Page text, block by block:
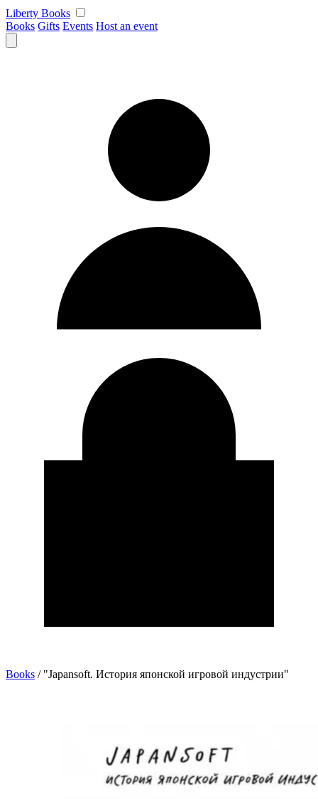
Skip
to
content
Liberty Books
Books Gifts Events Host an event
Books / "Japansoft. История японской игровой индустрии"